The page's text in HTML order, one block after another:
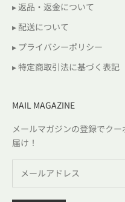
▸ 返品・返金について
▸ 配送について
▸ プライバシーポリシー
▸ 特定商取引法に基づく表記
MAIL MAGAZINE
メールマガジンの登録でク
届け！